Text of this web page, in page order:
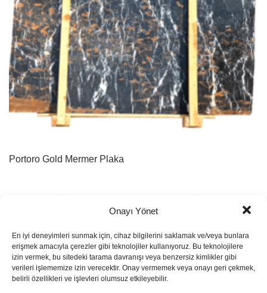
Onayı Yönet
En iyi deneyimleri sunmak için, cihaz bilgilerini saklamak ve/veya bunlara
erişmek amacıyla çerezler gibi teknolojiler kullanıyoruz. Bu teknolojilere
izin vermek, bu sitedeki tarama davranışı veya benzersiz kimlikler gibi
verileri işlememize izin verecektir. Onay vermemek veya onayı geri çekmek,
belirli özellikleri ve işlevleri olumsuz etkileyebilir.
Portoro Gold Mermer Plaka